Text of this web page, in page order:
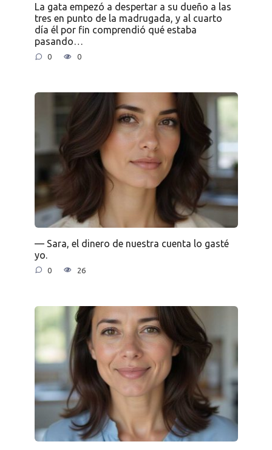
La gata empezó a despertar a su dueño a las
tres en punto de la madrugada, y al cuarto
día él por fin comprendió qué estaba
pasando…
0 0
— Sara, el dinero de nuestra cuenta lo gasté
yo.
0 26